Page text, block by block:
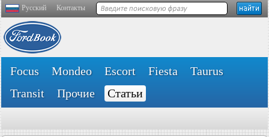
Русский Контакты
Focus Mondeo Escort Fiesta
Taurus
Transit
Прочие Статьи